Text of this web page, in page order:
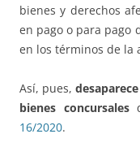
bienes y derechos
en pago o para pago
en los términos de la
Así, pues,
bienes concursales
16/2020.